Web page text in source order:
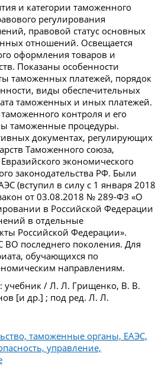
и категории таможенного
регулирования
правовой статус основных
отношений. Освещается
оформления товаров и
Показаны особенности
таможенных платежей, порядок
виды обеспечительных
таможенных и иных платежей.
контроля и его
таможенные процедуры.
документах, регулирующих
Таможенного союза,
экономического
законодательства РФ. Были
(вступил в силу с 1 января 2018
от 03.08.2018 № 289-ФЗ «О
в Российской Федерации
в отдельные
Российской Федерации».
ВО последнего поколения. Для
обучающихся по
направлениям.
учебник / Л. Л. Грищенко, В. В.
[и др.] ; под ред. Л. Л.
таможенные органы, ЕАЭС,
управление,